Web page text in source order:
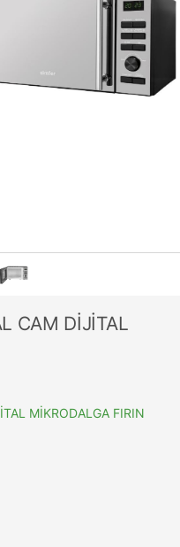
CAM DİJİTAL
MİKRODALGA FIRIN